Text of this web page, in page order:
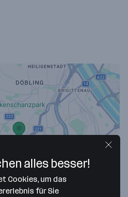
Map data ©2026 Google
Gesellschaft m.b.H.
alles besser!
Cookies, um das
für Sie